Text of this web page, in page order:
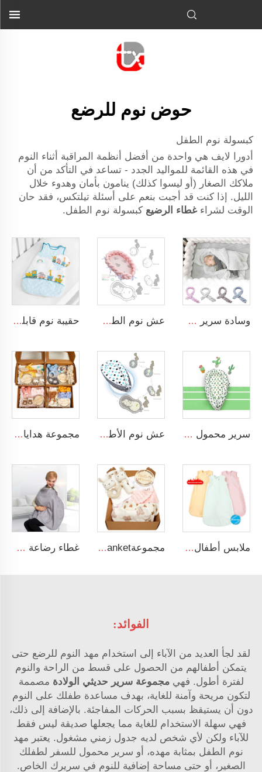
حوض نوم للرضع
كبسولة نوم الطفل
أدورا لايف هي واحدة من أفضل أنظمة المراقبة أثناء النوم
في هذه القائمة للمواليد الجدد - تساعد في التأكد من أن
ملاكك الصغار (أو ليسوا كذلك) ينامون بأمان وهدوء خلال
الليل. إذا كنت قد أجبت بنعم على أسئلة تيلتكس، فقد حان
الوقت لشراء غطاء الرضيع كبسولة نوم الطفل.
وسادة سرير مجديلة ومربوطة ناعمة ومريحة لطفل صغير يناسب عش النوم للمواليد الجدد عش نوم الطفل الم trenge المزود بسرير مجدول ناعم مناسب للأطفال حديثي الولادة قابل للنقل حقيبة نوم قابلة للارتداء مصنوعة من القطن 100٪ تناسب المواليد الجدد والرضع لمرحلة انتقال اللحف
سرير محمول ومناسب للرضع في الحضانة والمصنوع من القطن التنفسي بنسبة 100% عش نوم الأطفال المصنوع من القطن الناعم بنسبة 100% مناسب للأسرة المحمولة والحديثي الولادة مجموعة هدايا أطفال تحتوي على بطانية موسولين، رattle، مطاط أسنان مطابق، شريط رأس، وجوارب حديثي الولادة
ملابس أطفال حديثي الولادة مصنوعة من درالون بلون صلب مع أكياس نوم مقفلة بالسحاب للأطفال من عمر 6 إلى 12 شهرًا مجموعةanket رضيع تحتوي على بطانية بنقاط مينكي، جرس لعبة للأطفال، وبطاقة إعلان الولادة الخشبية غطاء رضاعة طبيعي بلون رمادي مصنوع من القطن 100٪
الفوائد:
لقد لجأ العديد من الآباء إلى استخدام مهد النوم للرضع حتى
يتمكن أطفالهم من الحصول على قسط من الراحة والنوم
لفترة أطول. فهيمجموعة سرير حديثي الولادة مصممة
لتكون مريحة وآمنة للغاية، بهدف مساعدة طفلك على النوم
دون أن يستيقظ بسبب الحركات المفاجئة. بالإضافة إلى ذلك،
فهي سهلة الاستخدام للغاية مما يجعلها صديقة ليس فقط
للآباء ولكن لأي شخص لديه جدول زمني مشغول. يعتبر مهد
نوم الطفل بمثابة مهده، أو سرير محمول للسفر لطفلك
الصغير، أو حتى مساحة إضافية للنوم في سريرك الخاص.